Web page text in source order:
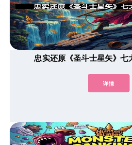
忠实还原《圣斗士星矢》七
详情